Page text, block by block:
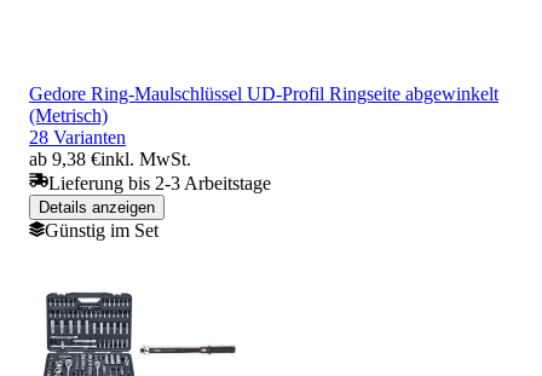
Gedore Ring-Maulschlüssel UD-Profil Ringseite abgewinkelt
(Metrisch)
28 Varianten
ab 9,38 €inkl. MwSt.
Lieferung bis 2-3 Arbeitstage
Details anzeigen
Günstig im Set